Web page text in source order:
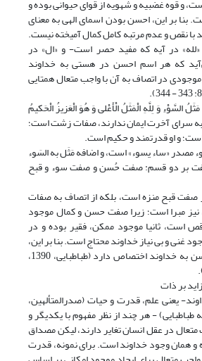
و قوه غضبیه و شهویه از قوای حیوانی بوده و
بنا بر این، احسن بودن اسمای الهی به معنای
نقص و عدم مرتبه کامل کمال آمیخته نیست.
در آیه که مفید حصر است- و «ال» در
که هر اسم احسن در هستی به خداوند
در اتصاف به آن با واجب متعال همتایی
السَّوْءِ وَ لِلَّهِ الْمَثَلُ‏ الْأَعْلى‏ وَ هُوَ الْعَزیزُ الْحَکیمُ‏
که به سراى آخرت ایمان ندارند، صفات زشت است؛
و او قدرتمند و حکیم است.
«ساء یسوء» است، و اضافه مَثَل به السَوء
بر دو قسم: صفت حُسن و صفت سوء و قبح
صفت قبح منزه است، بلکه از اتصاف به صفات
مبرا است؛ زیرا صفت حسن و کمال موجود
است، ثانیا موجود ممکن، فقیر بوده و در
غنی و بی نیاز خداوند محتاج است. بنا بر این،
صفات کمالی اعلی و احسن به خداوند اختصاص دارد (طباطبایی، 1390،
یعنی علم، قدرت و حیات (صدرالمتألهین،
علامه طباطبایی) - هر چند از نظر مفهوم با یکدیگر و
در عقل انسان تغایر دارند، لیکن مصداق
و همان وجود خداوند است. برای نمونه، قدرت